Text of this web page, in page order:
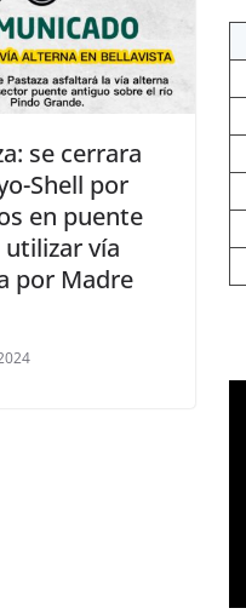
se cerrara
Shell por
en puente
utilizar vía
por Madre